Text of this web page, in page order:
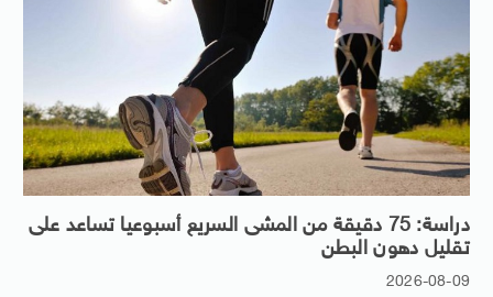
دراسة: 75 دقيقة من المشى السريع أسبوعيا تساعد على
تقليل دهون البطن
2026-08-09